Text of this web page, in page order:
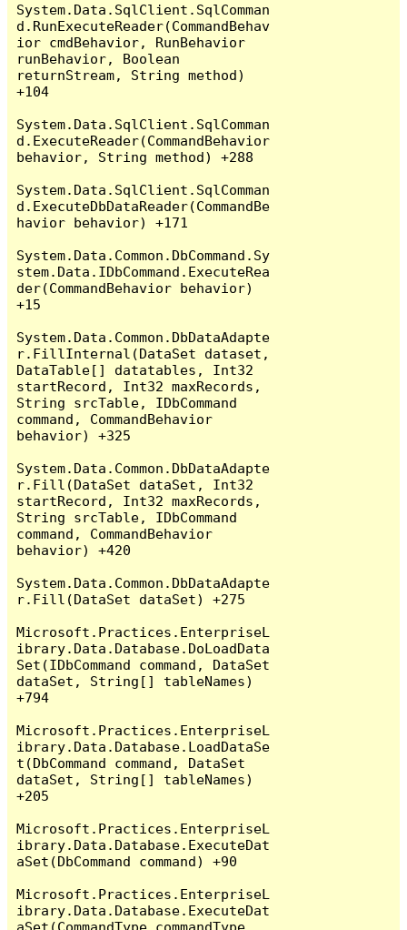
System.Data.SqlClient.SqlComman
d.RunExecuteReader(CommandBehav
ior cmdBehavior, RunBehavior
runBehavior, Boolean
returnStream, String method)
+104
System.Data.SqlClient.SqlComman
d.ExecuteReader(CommandBehavior
behavior, String method) +288
System.Data.SqlClient.SqlComman
d.ExecuteDbDataReader(CommandBe
havior behavior) +171
System.Data.Common.DbCommand.Sy
stem.Data.IDbCommand.ExecuteRea
der(CommandBehavior behavior)
+15
System.Data.Common.DbDataAdapte
r.FillInternal(DataSet dataset,
DataTable[] datatables, Int32
startRecord, Int32 maxRecords,
String srcTable, IDbCommand
command, CommandBehavior
behavior) +325
System.Data.Common.DbDataAdapte
r.Fill(DataSet dataSet, Int32
startRecord, Int32 maxRecords,
String srcTable, IDbCommand
command, CommandBehavior
behavior) +420
System.Data.Common.DbDataAdapte
r.Fill(DataSet dataSet) +275
Microsoft.Practices.EnterpriseL
ibrary.Data.Database.DoLoadData
Set(IDbCommand command, DataSet
dataSet, String[] tableNames)
+794
Microsoft.Practices.EnterpriseL
ibrary.Data.Database.LoadDataSe
t(DbCommand command, DataSet
dataSet, String[] tableNames)
+205
Microsoft.Practices.EnterpriseL
ibrary.Data.Database.ExecuteDat
aSet(DbCommand command) +90
Microsoft.Practices.EnterpriseL
ibrary.Data.Database.ExecuteDat
aSet(CommandType commandType,